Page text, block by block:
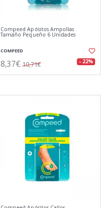
Compeed Apósitos Ampollas
Tamaño Pequeño 6 Unidades
COMPEED
8,37€ 10,71€ - 22%